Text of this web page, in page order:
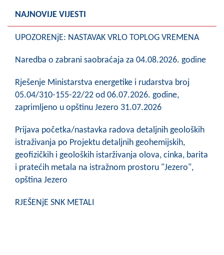
Turizam
Sport
CIVILNA ZAŠTITA
KONTAKT
NAJNOVIJE VIJESTI
UPOZORENjE: NASTAVAK VRLO TOPLOG VREMENA
Naredba o zabrani saobraćaja za 04.08.2026. godine
Rješenje Ministarstva energetike i rudarstva broj
05.04/310-155-22/22 od 06.07.2026. godine,
zaprimljeno u opštinu Jezero 31.07.2026
Prijava početka/nastavka radova detaljnih geoloških
istraživanja po Projektu detaljnih geohemijskih,
geofizičkih i geoloških istarživanja olova, cinka, barita
i pratećih metala na istražnom prostoru "Jezero",
opština Jezero
RJEŠENjE SNK METALI